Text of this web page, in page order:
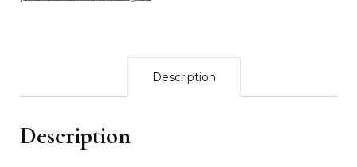
Description
Description